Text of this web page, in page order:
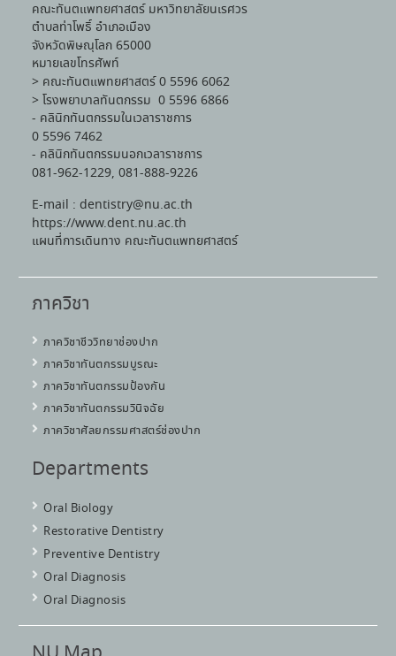
คณะทันตแพทยศาสตร์ มหาวิทยาลัยนเรศวร
ตำบลท่าโพธิ์ อำเภอเมือง
จังหวัดพิษณุโลก 65000
หมายเลขโทรศัพท์
> คณะทันตแพทยศาสตร์ 0 5596 6062
> โรงพยาบาลทันตกรรม 0 5596 6866
- คลินิกทันตกรรมในเวลาราชการ
0 5596 7462
- คลินิกทันตกรรมนอกเวลาราชการ
081-962-1229, 081-888-9226
E-mail : dentistry@nu.ac.th
https://www.dent.nu.ac.th
แผนที่การเดินทาง คณะทันตแพทยศาสตร์
ภาควิชา
ภาควิชาชีววิทยาช่องปาก
ภาควิชาทันตกรรมบูรณะ
ภาควิชาทันตกรรมป้องกัน
ภาควิชาทันตกรรมวินิจฉัย
ภาควิชาศัลยกรรมศาสตร์ช่องปาก
Departments
Oral Biology
Restorative Dentistry
Preventive Dentistry
Oral Diagnosis
Oral Diagnosis